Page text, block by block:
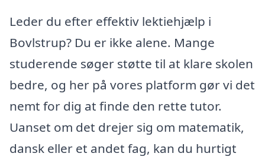
Leder du efter effektiv lektiehjælp i
Bovlstrup? Du er ikke alene. Mange
studerende søger støtte til at klare skolen
bedre, og her på vores platform gør vi det
nemt for dig at finde den rette tutor.
Uanset om det drejer sig om matematik,
dansk eller et andet fag, kan du hurtigt